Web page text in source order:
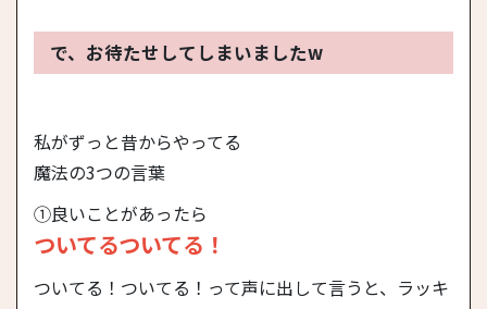
で、お待たせしてしまいましたw
私がずっと昔からやってる
魔法の3つの言葉
①良いことがあったら
ついてるついてる！
ついてる！ついてる！って声に出して言うと、ラッキ